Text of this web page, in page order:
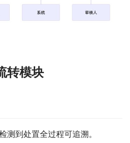
转模块
测到处置全过程可追溯。